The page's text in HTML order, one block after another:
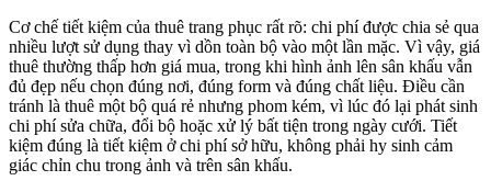
Cơ chế tiết kiệm của thuê trang phục rất rõ: chi phí được chia sẻ qua
nhiều lượt sử dụng thay vì dồn toàn bộ vào một lần mặc. Vì vậy, giá
thuê thường thấp hơn giá mua, trong khi hình ảnh lên sân khấu vẫn
đủ đẹp nếu chọn đúng nơi, đúng form và đúng chất liệu. Điều cần
tránh là thuê một bộ quá rẻ nhưng phom kém, vì lúc đó lại phát sinh
chi phí sửa chữa, đổi bộ hoặc xử lý bất tiện trong ngày cưới. Tiết
kiệm đúng là tiết kiệm ở chi phí sở hữu, không phải hy sinh cảm
giác chỉn chu trong ảnh và trên sân khấu.